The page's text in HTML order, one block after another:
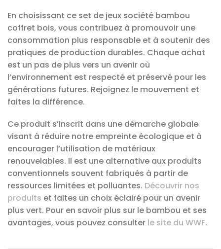
En choisissant ce set de jeux société bambou
coffret bois, vous contribuez à promouvoir une
consommation plus responsable et à soutenir des
pratiques de production durables. Chaque achat
est un pas de plus vers un avenir où
l’environnement est respecté et préservé pour les
générations futures. Rejoignez le mouvement et
faites la différence.
Ce produit s’inscrit dans une démarche globale
visant à réduire notre empreinte écologique et à
encourager l’utilisation de matériaux
renouvelables. Il est une alternative aux produits
conventionnels souvent fabriqués à partir de
ressources limitées et polluantes. Découvrir nos
produits et faites un choix éclairé pour un avenir
plus vert. Pour en savoir plus sur le bambou et ses
avantages, vous pouvez consulter le site du WWF.